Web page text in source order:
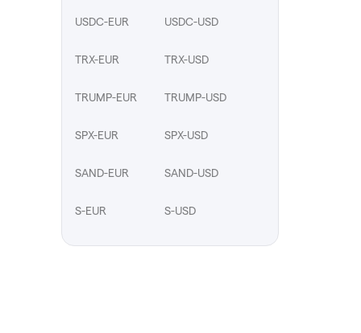
USDC-EUR USDC-USD
TRX-EUR TRX-USD
TRUMP-EUR TRUMP-USD
SPX-EUR SPX-USD
SAND-EUR SAND-USD
S-EUR S-USD